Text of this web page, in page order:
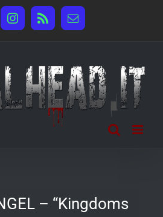
Instagram
Rss Email
– “Kingdoms